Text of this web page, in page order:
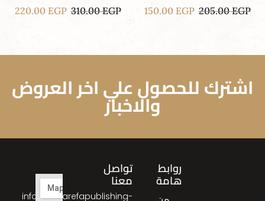
205.00EGP
150.00 EGP
310.00EGP
220.00 EGP
اشترك للحصول علي اخر العروض
والاخبار
روابط
هامة
تواصل
معنا
info@almarefapublishing-